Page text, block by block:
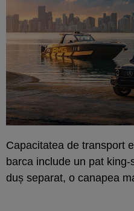
Capacitatea de transport
barca include un pat
duș separat, o canapea